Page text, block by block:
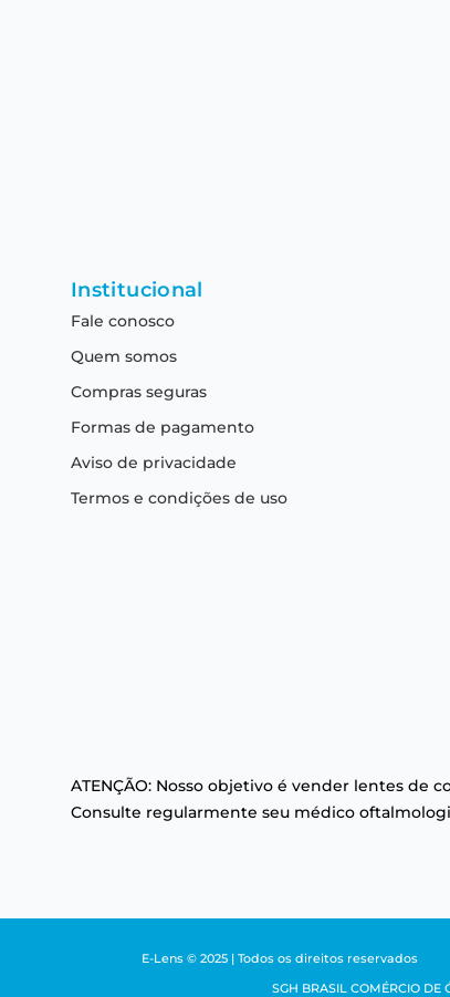
Institucional
Fale conosco
Quem somos
Compras seguras
Formas de pagamento
Aviso de privacidade
Termos e condições de uso
ATENÇÃO: Nosso objetivo é vender lentes de
Consulte regularmente seu médico
E-Lens © 2025 | Todos os direitos reservados
SGH BRASIL COMÉRCIO